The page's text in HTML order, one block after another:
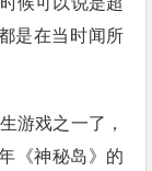
是在当时闻所
游戏之一了，
《神秘岛》的